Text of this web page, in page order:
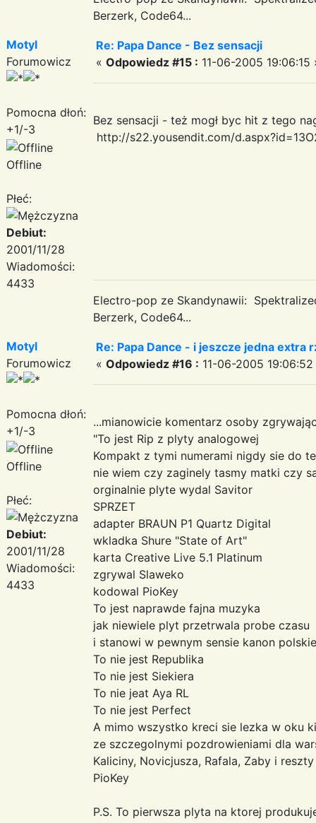
Berzerk, Code64...
Motyl
Forumowicz
Pomocna dłoń:
+1/-3
Offline
Płeć:
Debiut:
2001/11/28
Wiadomości:
4433
Re: Papa Dance - Bez sensacji
« Odpowiedz #15 : 11-06-2005 19:06:15
Bez sensacji - też mogł byc hit z tego
http://s22.yousendit.com/
Electro-pop ze Skandynawii:
Berzerk, Code64...
Motyl
Forumowicz
Pomocna dłoń:
+1/-3
Offline
Płeć:
Debiut:
2001/11/28
Wiadomości:
4433
Re: Papa Dance - i jeszcze jedna extra
« Odpowiedz #16 : 11-06-2005 19:06:52
...mianowicie komentarz osoby
"To jest Rip z plyty analogowej
Kompakt z tymi numerami nigdy sie do
nie wiem czy zaginely tasmy matki czy
orginalnie plyte wydal Savitor
SPRZET
adapter BRAUN P1 Quartz Digital
wkladka Shure "State of Art"
karta Creative Live 5.1 Platinum
zgrywal Slaweko
kodowal PioKey
To jest naprawde fajna muzyka
jak niewiele plyt przetrwala probe czasu
i stanowi w pewnym sensie kanon
To nie jest Republika
To nie jest Siekiera
To nie jeat Aya RL
To nie jest Perfect
A mimo wszystko kreci sie lezka w oku
ze szczegolnymi pozdrowieniami dla
Kaliciny, Novicjusza, Rafala, Zaby i
PioKey
P.S. To pierwsza plyta na ktorej